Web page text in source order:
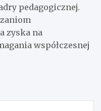
pedagogicznej.
zyska na
współczesnej